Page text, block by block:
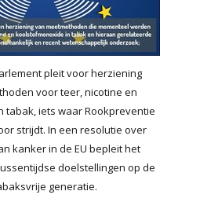
pleit voor herziening
voor teer, nicotine en
tabak, iets waar Rookpreventie
strijdt. In een resolutie over
kanker in de EU bepleit het
doelstellingen op de
generatie.